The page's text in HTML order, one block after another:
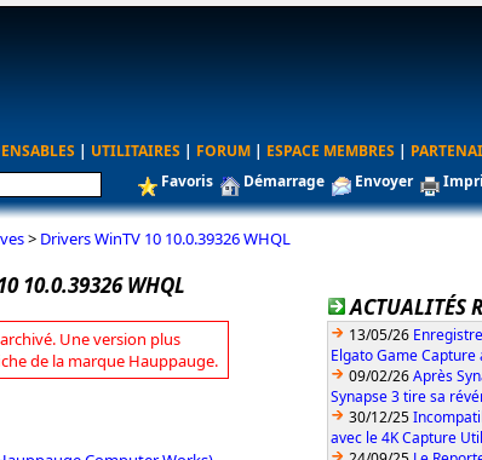
| UTILITAIRES | FORUM | ESPACE MEMBRES |
Favoris Démarrage Envoyer
> Drivers WinTV 10 10.0.39326 WHQL
10.0.39326 WHQL
Une version plus
de la marque Hauppauge.
ACTUALITÉS
13/05/26
Elgato Game Capture
09/02/26Après
Synapse 3 tire sa
30/12/25
avec le 4K Capture